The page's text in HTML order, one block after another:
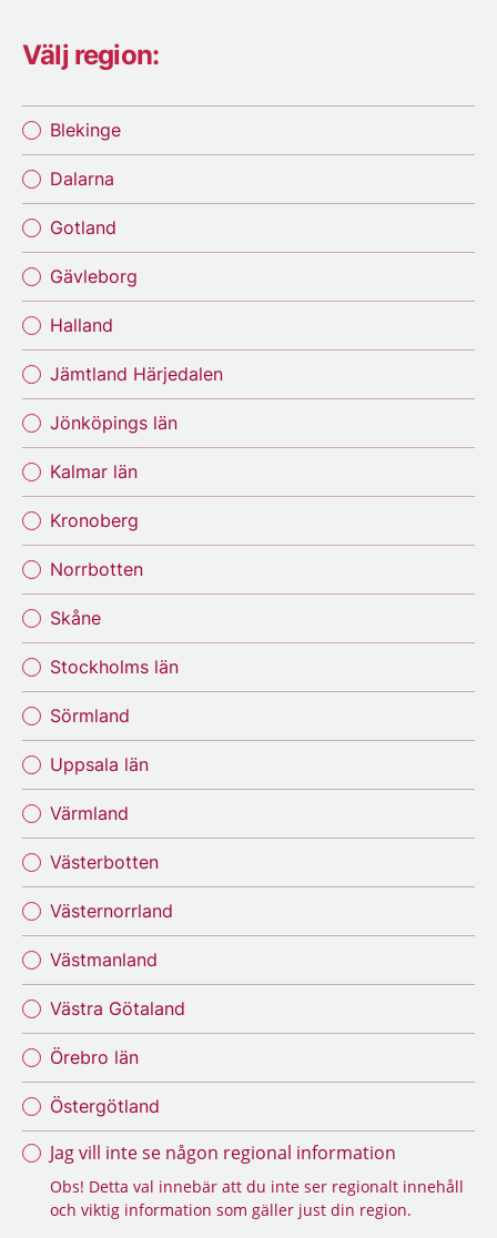
Välj region:
Blekinge
Dalarna
Gotland
Gävleborg
Halland
Jämtland Härjedalen
Jönköpings län
Kalmar län
Kronoberg
Norrbotten
Skåne
Stockholms län
Sörmland
Uppsala län
Värmland
Västerbotten
Västernorrland
Västmanland
Västra Götaland
Örebro län
Östergötland
Jag vill inte se någon regional information
Obs! Detta val innebär att du inte ser regionalt innehåll
och viktig information som gäller just din region.